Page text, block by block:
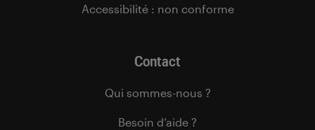
Accessibilité : non conforme
Contact
Qui sommes-nous ?
Besoin d’aide ?